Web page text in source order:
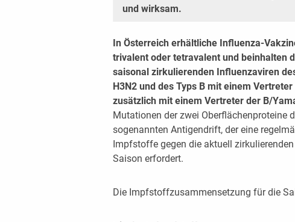
und wirksam.
In Österreich erhältliche Influenza-
trivalent oder tetravalent und beinhalten
saisonal zirkulierenden Influenzaviren
H3N2 und des Typs B mit einem
zusätzlich mit einem Vertreter der B/
Mutationen der zwei Oberflächenproteine
sogenannten Antigendrift, der eine
Impfstoffe gegen die aktuell
Saison erfordert.
Die Impfstoffzusammensetzung für die